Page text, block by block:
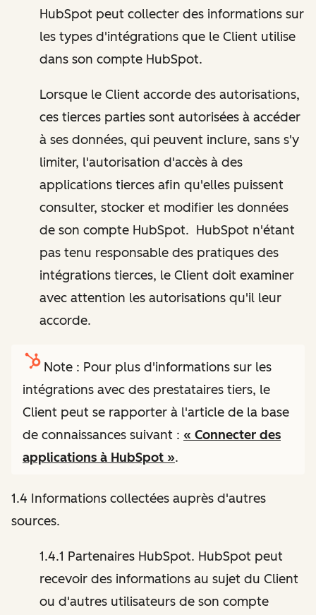
HubSpot peut collecter des informations sur
les types d'intégrations que le Client utilise
dans son compte HubSpot.
Lorsque le Client accorde des autorisations,
ces tierces parties sont autorisées à accéder
à ses données, qui peuvent inclure, sans s'y
limiter, l'autorisation d'accès à des
applications tierces afin qu'elles puissent
consulter, stocker et modifier les données
de son compte HubSpot. HubSpot n'étant
pas tenu responsable des pratiques des
intégrations tierces, le Client doit examiner
avec attention les autorisations qu'il leur
accorde.
Note : Pour plus d'informations sur les
intégrations avec des prestataires tiers, le
Client peut se rapporter à l'article de la base
de connaissances suivant : « Connecter des
applications à HubSpot ».
1.4 Informations collectées auprès d'autres
sources.
1.4.1 Partenaires HubSpot. HubSpot peut
recevoir des informations au sujet du Client
ou d'autres utilisateurs de son compte